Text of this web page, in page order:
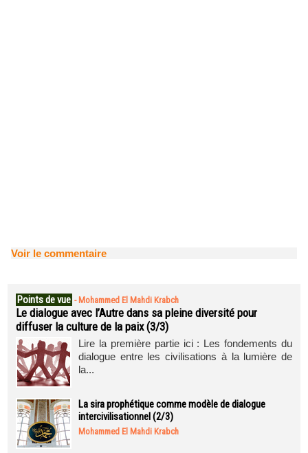
Voir le commentaire
Points de vue - Mohammed El Mahdi Krabch
Le dialogue avec l’Autre dans sa pleine diversité pour
diffuser la culture de la paix (3/3)
Lire la première partie ici : Les fondements du
dialogue entre les civilisations à la lumière de
la...
La sira prophétique comme modèle de dialogue
intercivilisationnel (2/3)
Mohammed El Mahdi Krabch